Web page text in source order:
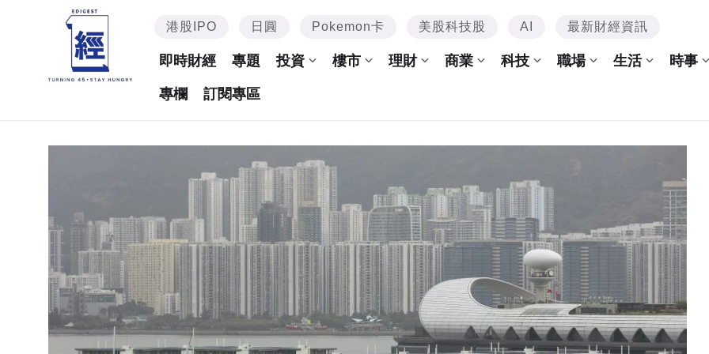
港股IPO 日圓 Pokemon卡 美股科技股 AI 最新財經資訊
即時財經 專題 投資 樓市 理財 商業 科技 職場 生活 時事
專欄 訂閱專區